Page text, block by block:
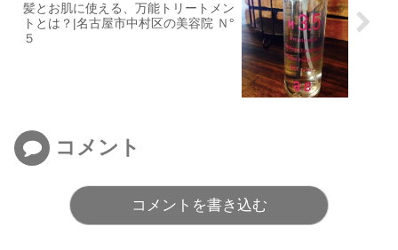
髪とお肌に使える、万能トリートメン
トとは？|名古屋市中村区の美容院 Ｎ°
５
コメント
コメントを書き込む